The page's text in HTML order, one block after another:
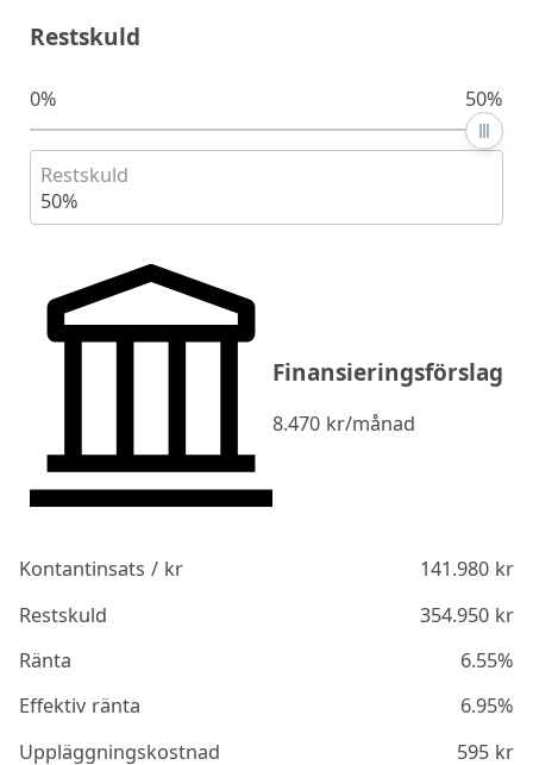
Restskuld
0% 50%
Restskuld
50%
Finansieringsförslag
8.470 kr/månad
Kontantinsats / kr 141.980kr
Restskuld
354.950kr
Ränta
6.55%
Effektiv ränta
6.95%
Uppläggningskostnad
595kr